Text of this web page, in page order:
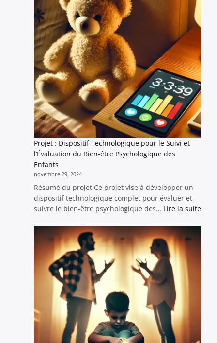
proposition
par
Ministère
de
la
Justice
Projet : Dispositif Technologique pour le Suivi et
l’Évaluation du Bien-être Psychologique des
Enfants
novembre 29, 2024
Résumé du projet Ce projet vise à développer un
dispositif technologique complet pour évaluer et
suivre le bien-être psychologique des… Lire la suite: